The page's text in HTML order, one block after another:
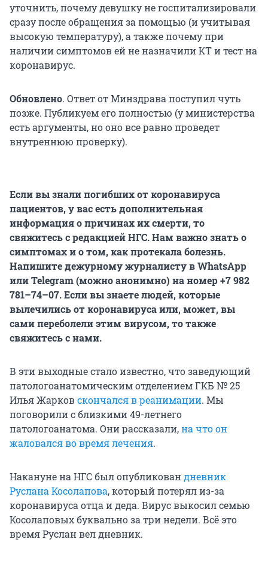
уточнить, почему девушку не госпитализировали
сразу после обращения за помощью (и учитывая
высокую температуру), а также почему при
наличии симптомов ей не назначили КТ и тест на
коронавирус.
Обновлено. Ответ от Минздрава поступил чуть
позже. Публикуем его полностью (у министерства
есть аргументы, но оно все равно проведет
внутреннюю проверку).
Если вы знали погибших от коронавируса
пациентов, у вас есть дополнительная
информация о причинах их смерти, то
свяжитесь с редакцией НГС. Нам важно знать о
симптомах и о том, как протекала болезнь.
Напишите дежурному журналисту в WhatsApp
или Telegram (можно анонимно) на номер +7 982
781–74–07.Если вы знаете людей, которые
вылечились от коронавируса или, может, вы
сами переболели этим вирусом, то также
свяжитесь с нами.
В эти выходные стало известно, что заведующий
патологоанатомическим отделением ГКБ № 25
Илья Жарковскончался в реанимации. Мы
поговорили с близкими 49-летнего
патологоанатома. Они рассказали,на что он
жаловался во время лечения.
Накануне на НГС был опубликовандневник
Руслана Косолапова, который потерял из-за
коронавируса отца и деда. Вирус выкосил семью
Косолаповых буквально за три недели. Всё это
время Руслан вел дневник.